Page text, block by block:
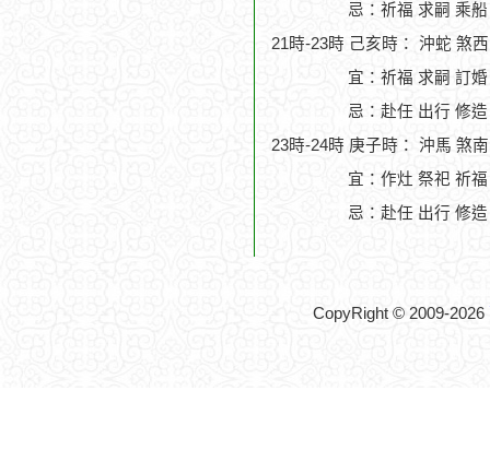
忌：祈福 求嗣 乘船
21時-23時 己亥時： 沖蛇 煞
宜：祈福 求嗣 訂
忌：赴任 出行 修
23時-24時 庚子時： 沖馬 煞
宜：作灶 祭祀 祈
忌：赴任 出行 修
CopyRight © 2009-2026